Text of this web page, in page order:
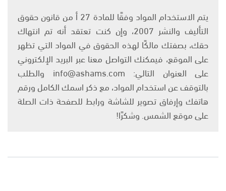
يتم الاستخدام المواد وفقًا للمادة 27 أ من قانون حقوق
التأليف والنشر 2007، وإن كنت تعتقد أنه تم انتهاك
حقك، بصفتك مالكًا لهذه الحقوق في المواد التي تظهر
على الموقع، فيمكنك التواصل معنا عبر البريد الإلكتروني
على العنوان التالي: info@ashams.com والطلب
بالتوقف عن استخدام المواد، مع ذكر اسمك الكامل ورقم
هاتفك وإرفاق تصوير للشاشة ورابط للصفحة ذات الصلة
على موقع الشمس. وشكرًا!